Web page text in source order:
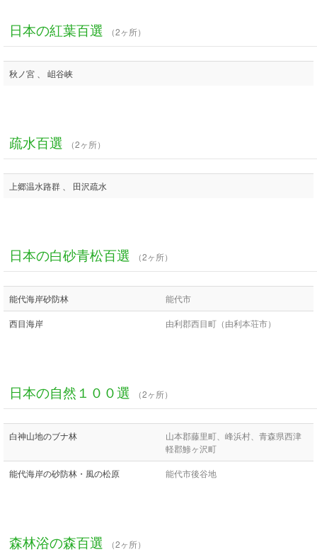
日本の紅葉百選 （2ヶ所）
秋ノ宮 、 岨谷峡
疏水百選 （2ヶ所）
上郷温水路群 、 田沢疏水
日本の白砂青松百選 （2ヶ所）
能代海岸砂防林 能代市
西目海岸 由利郡西目町（由利本荘市）
日本の自然１００選 （2ヶ所）
白神山地のブナ林
山本郡藤里町、峰浜村、青森県西津
軽郡鯵ヶ沢町
能代海岸の砂防林・風の松原 能代市後谷地
森林浴の森百選 （2ヶ所）